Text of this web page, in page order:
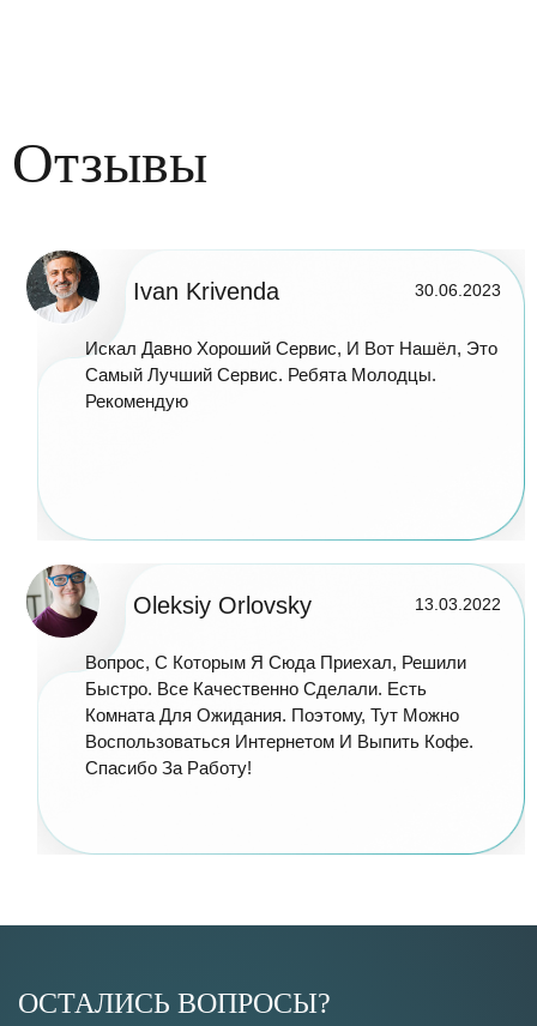
Отзывы
Ivan Krivenda 30.06.2023
Искал Давно Хороший Сервис, И Вот Нашёл, Это
Самый Лучший Сервис. Ребята Молодцы.
Рекомендую
Oleksiy Orlovsky 13.03.2022
Вопрос, С Которым Я Сюда Приехал, Решили
Быстро. Все Качественно Сделали. Есть
Комната Для Ожидания. Поэтому, Тут Можно
Воспользоваться Интернетом И Выпить Кофе.
Спасибо За Работу!
ОСТАЛИСЬ ВОПРОСЫ?